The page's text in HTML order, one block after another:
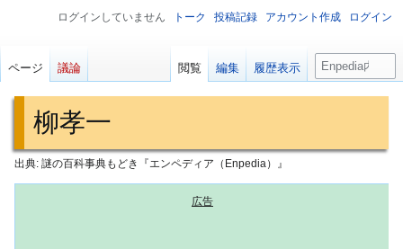
柳孝一
出典: 謎の百科事典もどき『エンペディア（Enpedia）』
ログインしていません トーク 投稿記録 アカウント作成 ログイン
ページ 議論 閲覧 編集 履歴表示
検
索